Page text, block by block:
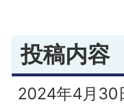
投稿内容
2024年4月30